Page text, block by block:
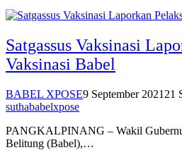
Satgassus Vaksinasi
Vaksinasi Babel
BABEL XPOSE9 September 2021 21
suthababelxpose
PANGKALPINANG – Wakil
Belitung (Babel),…